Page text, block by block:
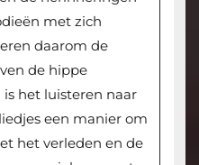
met zich
daarom de
de hippe
het luisteren naar
een manier om
het verleden en de